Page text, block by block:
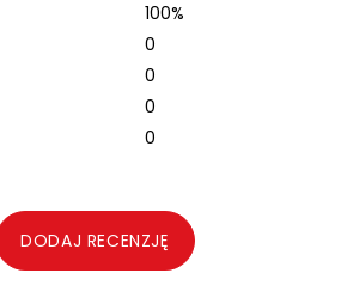
100%
0
0
0
0
DODAJ RECENZJĘ